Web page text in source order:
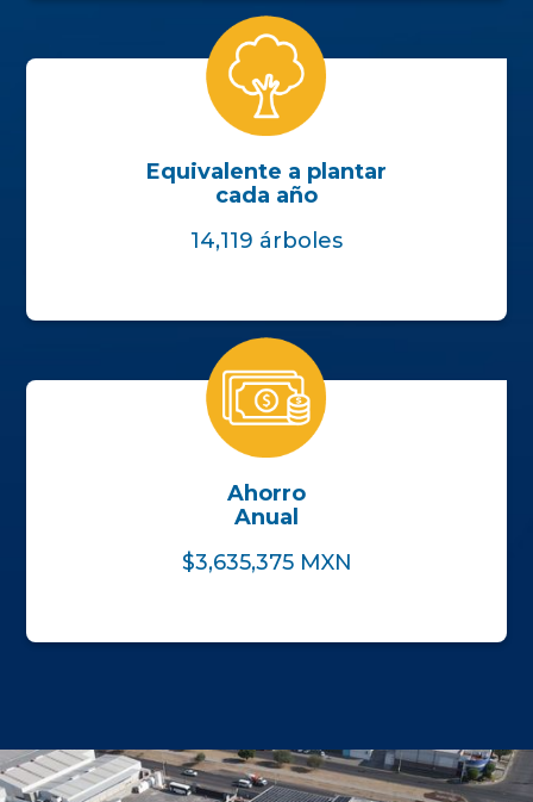
Equivalente a plantar
cada año
14,119 árboles
Ahorro
Anual
$3,635,375 MXN